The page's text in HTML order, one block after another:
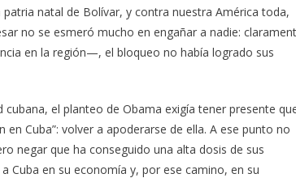
natal de Bolívar, y contra nuestra América toda,
no se esmeró mucho en engañar a nadie:
en la región—, el bloqueo no había logrado sus
el planteo de Obama exigía tener presente
Cuba”: volver a apoderarse de ella. A ese punto no
negar que ha conseguido una alta dosis de sus
Cuba en su economía y, por ese camino, en su